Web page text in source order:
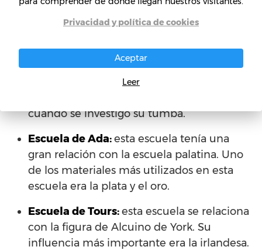
construcción de diversas escuelas en las cuales
se representan las miniaturas carolingias. Un
Escuela palatina:se creó en la corte y cuya
tracción dice que se encontró por Otón III
cuando se investigó su tumba.
Escuela de Ada:esta escuela tenía una
gran relación con la escuela palatina. Uno
de los materiales más utilizados en esta
escuela era la plata y el oro.
Escuela de Tours:esta escuela se relaciona
con la figura de Alcuino de York. Su
influencia más importante era la irlandesa.
Privacidad y política de cookies
Aceptar
Leer